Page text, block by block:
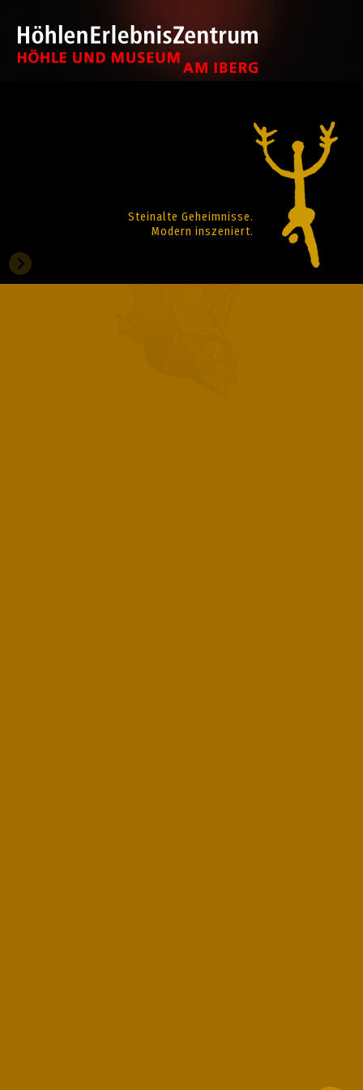
Steinalte Geheimnisse.
Modern inszeniert.